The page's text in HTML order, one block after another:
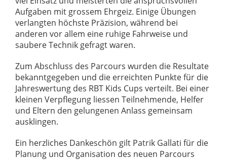
Aufgaben mit grossem Ehrgeiz. Einige Übungen
verlangten höchste Präzision, während bei
anderen vor allem eine ruhige Fahrweise und
saubere Technik gefragt waren.
Zum Abschluss des Parcours wurden die Resultate
bekanntgegeben und die erreichten Punkte für die
Jahreswertung des RBT Kids Cups verteilt. Bei einer
kleinen Verpflegung liessen Teilnehmende, Helfer
und Eltern den gelungenen Anlass gemeinsam
ausklingen.
Ein herzliches Dankeschön gilt Patrik Gallati für die
Planung und Organisation des neuen Parcours